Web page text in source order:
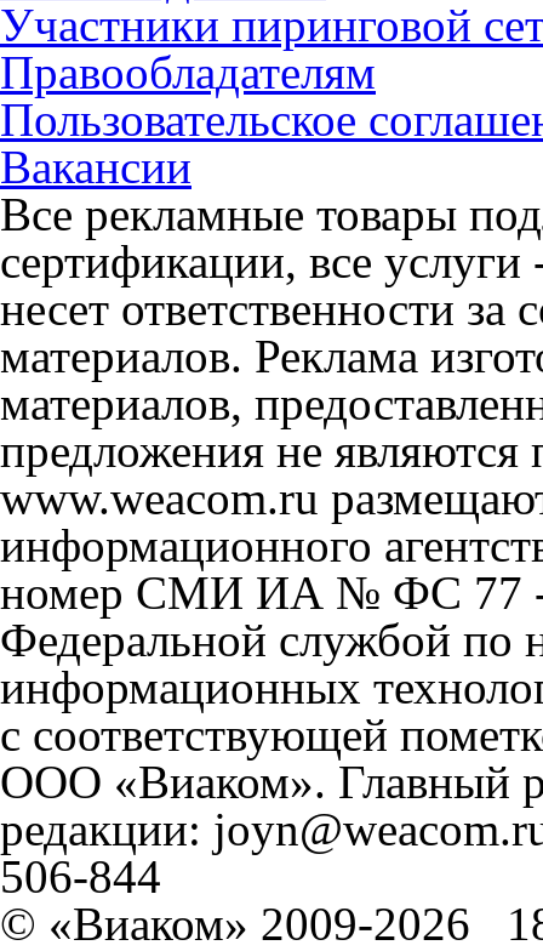
Участники пиринговой
Правообладателям
Пользовательское
Вакансии
Все рекламные товары
сертификации, все
несет ответственности
материалов. Реклама
материалов,
предложения не
www.weacom.ru
информационного
номер СМИ ИА № ФС 77 -
Федеральной службой по
информационных
с соответствующей
ООО «Виаком». Главный
редакции:
506-844
© «Виаком» 2009-2026